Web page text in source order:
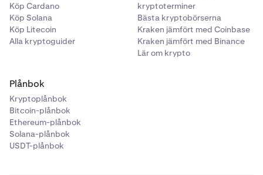
Köp Cardano
Köp Solana
Köp Litecoin
Alla kryptoguider
kryptoterminer
Bästa kryptobörserna
Kraken jämfört med Coinbase
Kraken jämfört med Binance
Lär om krypto
Plånbok
Kryptoplånbok
Bitcoin-plånbok
Ethereum-plånbok
Solana-plånbok
USDT-plånbok